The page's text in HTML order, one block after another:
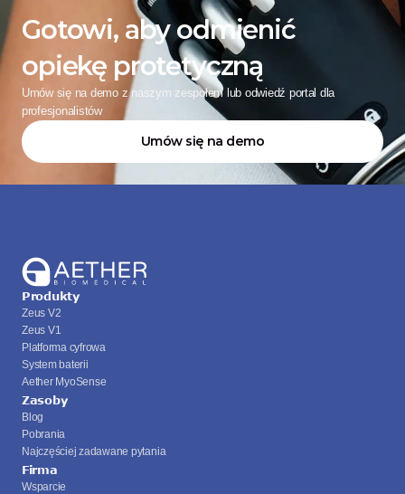
Gotowi, aby odmienić
opiekę protetyczną
Umów się na demo z naszym zespołem lub odwiedź portal dla
profesjonalistów
Umów się na demo
Produkty
Zeus V2
Zeus V1
Platforma cyfrowa
System baterii
Aether MyoSense
Zasoby
Blog
Pobrania
Najczęściej zadawane pytania
Firma
Wsparcie